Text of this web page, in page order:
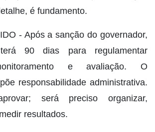
é fundamento.
- Após a sanção do governador,
90 dias para regulamentar
e avaliação. O
responsabilidade administrativa.
será preciso organizar,
resultados.